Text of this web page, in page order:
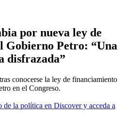
por nueva ley de
Gobierno Petro: “Una
disfrazada”
conocerse la ley de financiamiento
en el Congreso.
de la política en Discover y acceda a